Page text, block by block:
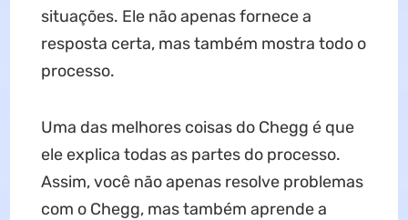
situações. Ele não apenas fornece a
resposta certa, mas também mostra todo o
processo.
Uma das melhores coisas do Chegg é que
ele explica todas as partes do processo.
Assim, você não apenas resolve problemas
com o Chegg, mas também aprende a